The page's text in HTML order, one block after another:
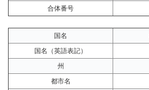
合体番号
国名
国名（英語表記）
州
都市名